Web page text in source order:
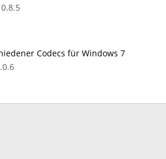
Codecs für Windows 7